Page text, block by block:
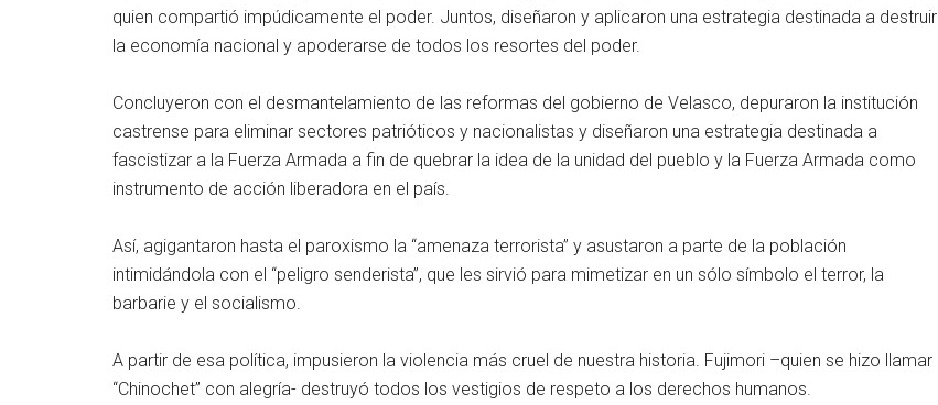
quien compartió impúdicamente el poder. Juntos, diseñaron y aplicaron una estrategia destinada a destruir
la economía nacional y apoderarse de todos los resortes del poder.
Concluyeron con el desmantelamiento de las reformas del gobierno de Velasco, depuraron la institución
castrense para eliminar sectores patrióticos y nacionalistas y diseñaron una estrategia destinada a
fascistizar a la Fuerza Armada a fin de quebrar la idea de la unidad del pueblo y la Fuerza Armada como
instrumento de acción liberadora en el país.
Así, agigantaron hasta el paroxismo la “amenaza terrorista” y asustaron a parte de la población
intimidándola con el “peligro senderista”, que les sirvió para mimetizar en un sólo símbolo el terror, la
barbarie y el socialismo.
A partir de esa política, impusieron la violencia más cruel de nuestra historia. Fujimori –quien se hizo llamar
“Chinochet” con alegría- destruyó todos los vestigios de respeto a los derechos humanos.